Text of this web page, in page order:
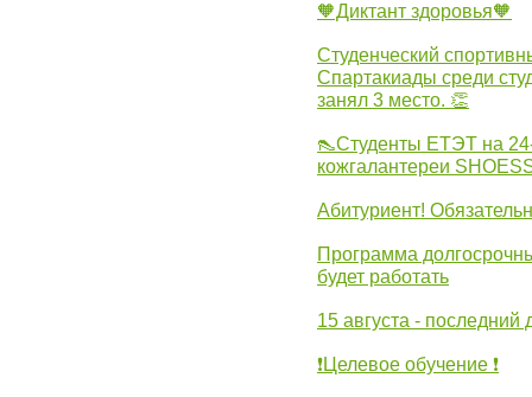
🧡Диктант здоровья🧡
Студенческий
Спартакиады среди
занял 3 место. 👏
👠Студенты ЕТЭТ на
кожгалантереи
Абитуриент!
Программа
будет работать
15 августа - последний
❗Целевое обучение ❗